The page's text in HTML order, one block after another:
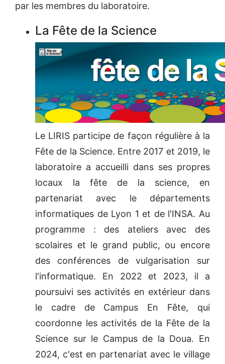
par les membres du laboratoire.
La Fête de la Science
Le LIRIS participe de façon régulière à la
Fête de la Science. Entre 2017 et 2019, le
laboratoire a accueilli dans ses propres
locaux la fête de la science, en
partenariat avec le départements
informatiques de Lyon 1 et de l'INSA. Au
programme : des ateliers avec des
scolaires et le grand public, ou encore
des conférences de vulgarisation sur
l'informatique. En 2022 et 2023, il a
poursuivi ses activités en extérieur dans
le cadre de Campus En Fête, qui
coordonne les activités de la Fête de la
Science sur le Campus de la Doua. En
2024, c'est en partenariat avec le village